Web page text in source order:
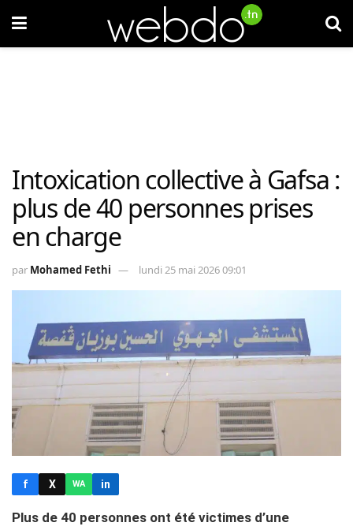
Intoxication collective à Gafsa :
plus de 40 personnes prises
en charge
par Mohamed Fethi lundi 25 mai 2026 09:01
f X WA in
Plus de 40 personnes ont été victimes d’une